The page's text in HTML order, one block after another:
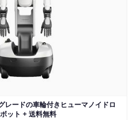
ードの車輪付きヒューマノイドロ
ボット + 送料無料